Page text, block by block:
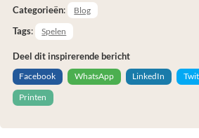
Categorieën: Blog
Tags: Spelen
Deel dit inspirerende bericht
Facebook
WhatsApp LinkedIn
Printen